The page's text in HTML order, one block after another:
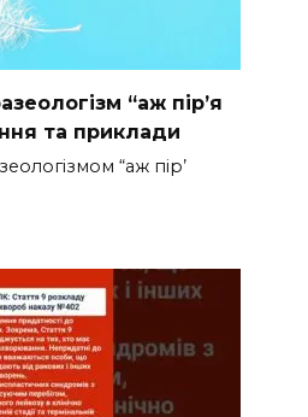
“аж пір’я
та приклади
“аж пір’